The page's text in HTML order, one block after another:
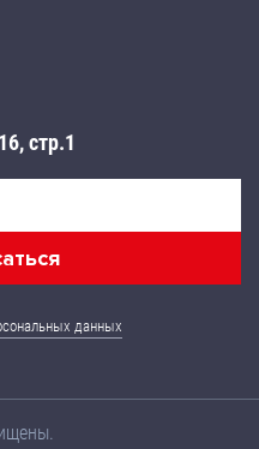
стр.1
данных